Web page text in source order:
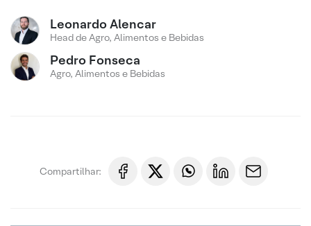
Leonardo Alencar
Head de Agro, Alimentos e Bebidas
Pedro Fonseca
Agro, Alimentos e Bebidas
Compartilhar: